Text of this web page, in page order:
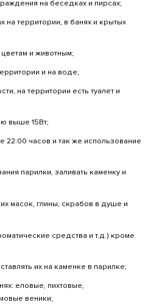
21:00
лодка на 3
20:00
санитарной комнаты.
ограждения.
пользования
среде.